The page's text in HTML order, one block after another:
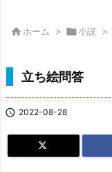
 ホーム > 小説 >
立ち絵問答
 2022-08-28